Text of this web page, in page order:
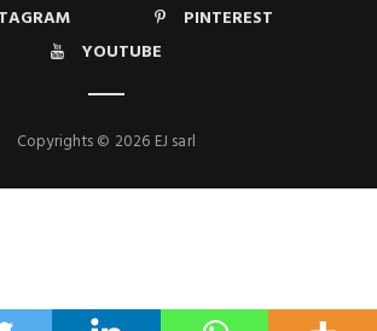
PINTEREST
YOUTUBE
Copyrights © 2026 EJ sarl